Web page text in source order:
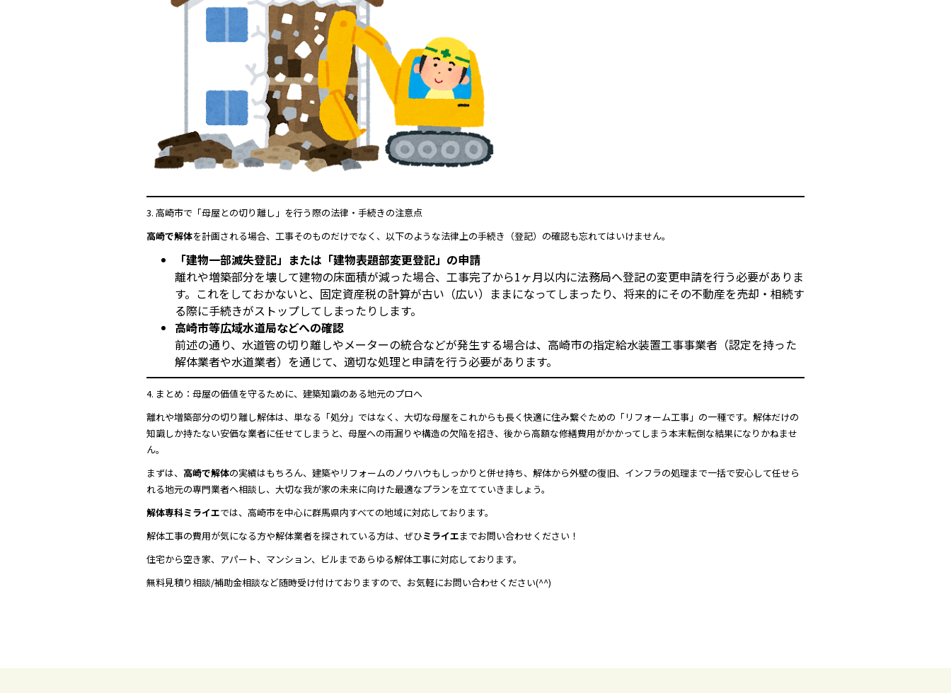
3. 高崎市で「母屋との切り離し」を行う際の法律・手続きの注意点
高崎で解体を計画される場合、工事そのものだけでなく、以下のような法律上の手続き（登記）の確認も忘れてはいけません。
「建物一部滅失登記」または「建物表題部変更登記」の申請
離れや増築部分を壊して建物の床面積が減った場合、工事完了から1ヶ月以内に法務局へ登記の変更申請を行う必要がありま
す。これをしておかないと、固定資産税の計算が古い（広い）ままになってしまったり、将来的にその不動産を売却・相続す
る際に手続きがストップしてしまったりします。
高崎市等広域水道局などへの確認
前述の通り、水道管の切り離しやメーターの統合などが発生する場合は、高崎市の指定給水装置工事事業者（認定を持った
解体業者や水道業者）を通じて、適切な処理と申請を行う必要があります。
4. まとめ：母屋の価値を守るために、建築知識のある地元のプロへ
離れや増築部分の切り離し解体は、単なる「処分」ではなく、大切な母屋をこれからも長く快適に住み繋ぐための「リフォーム工事」の一種です。解体だけの
知識しか持たない安価な業者に任せてしまうと、母屋への雨漏りや構造の欠陥を招き、後から高額な修繕費用がかかってしまう本末転倒な結果になりかねませ
ん。
まずは、 高崎で解体の実績はもちろん、建築やリフォームのノウハウもしっかりと併せ持ち、解体から外壁の復旧、インフラの処理まで一括で安心して任せら
れる地元の専門業者へ相談し、大切な我が家の未来に向けた最適なプランを立てていきましょう。
解体専科ミライエでは、高崎市を中心に群馬県内すべての地域に対応しております。
解体工事の費用が気になる方や解体業者を探されている方は、ぜひミライエまでお問い合わせください！
住宅から空き家、アパート、マンション、ビルまであらゆる解体工事に対応しております。
無料見積り相談/補助金相談など随時受け付けておりますので、お気軽にお問い合わせください(^^)